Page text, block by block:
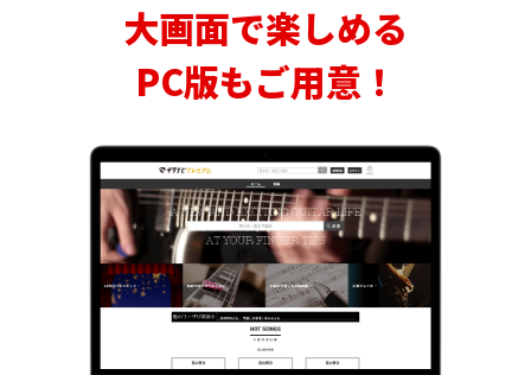
大画面で楽しめる
PC版もご用意！